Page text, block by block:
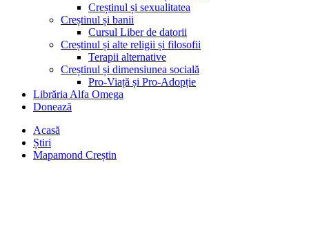
Creștinul și sexualitatea
Creștinul și banii
Cursul Liber de datorii
Creștinul și alte religii și filosofii
Terapii alternative
Creștinul și dimensiunea socială
Pro-Viață și Pro-Adopție
Librăria Alfa Omega
Donează
Acasă
Știri
Mapamond Creștin